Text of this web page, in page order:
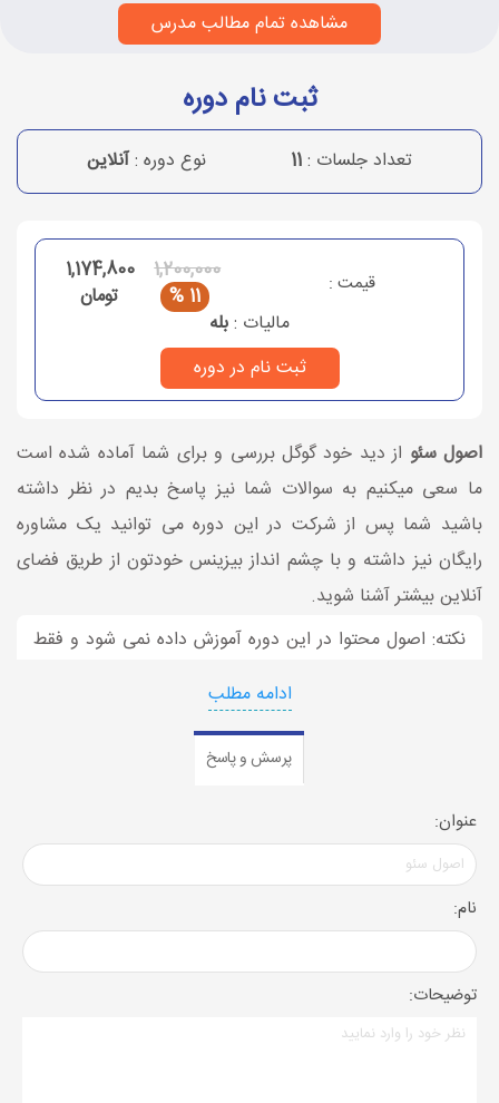
مشاهده تمام مطالب مدرس
ثبت نام دوره
تعداد جلسات :11 نوع دوره :آنلاین
قیمت :
1,200,000
11 %
1,174,800
تومان
مالیات :بله
ثبت نام در دوره
اصول سئو از دید خود گوگل بررسی و برای شما آماده شده است
ما سعی میکنیم به سوالات شما نیز پاسخ بدیم در نظر داشته
باشید شما پس از شرکت در این دوره می توانید یک مشاوره
رایگان نیز داشته و با چشم انداز بیزینس خودتون از طریق فضای
آنلاین بیشتر آشنا شوید.
نکته: اصول محتوا در این دوره آموزش داده نمی شود و فقط
آموزش اصول سئو یعنی یادگیری کامل روش‌ها و تکنیک‌هایی که
باعث می‌شود وب‌سایت شما برای موتورهای جست‌وجو بهینه
شود، رتبه بالاتری کسب کند و ترافیک هدفمند جذب کند. در این
آموزش قرار است شرکت‌کننده‌ها به‌طور عملی با فرآیندهای مهم
سئو آشنا شوند و بتوانند سایت را مطابق استانداردهای گوگل
مدیریت کنند.
ادامه مطلب
پرسش و پاسخ
عنوان:
نام:
توضیحات: